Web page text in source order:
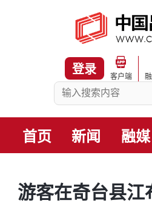
登录
客户端
首页 新闻 融媒
游客在奇台县江